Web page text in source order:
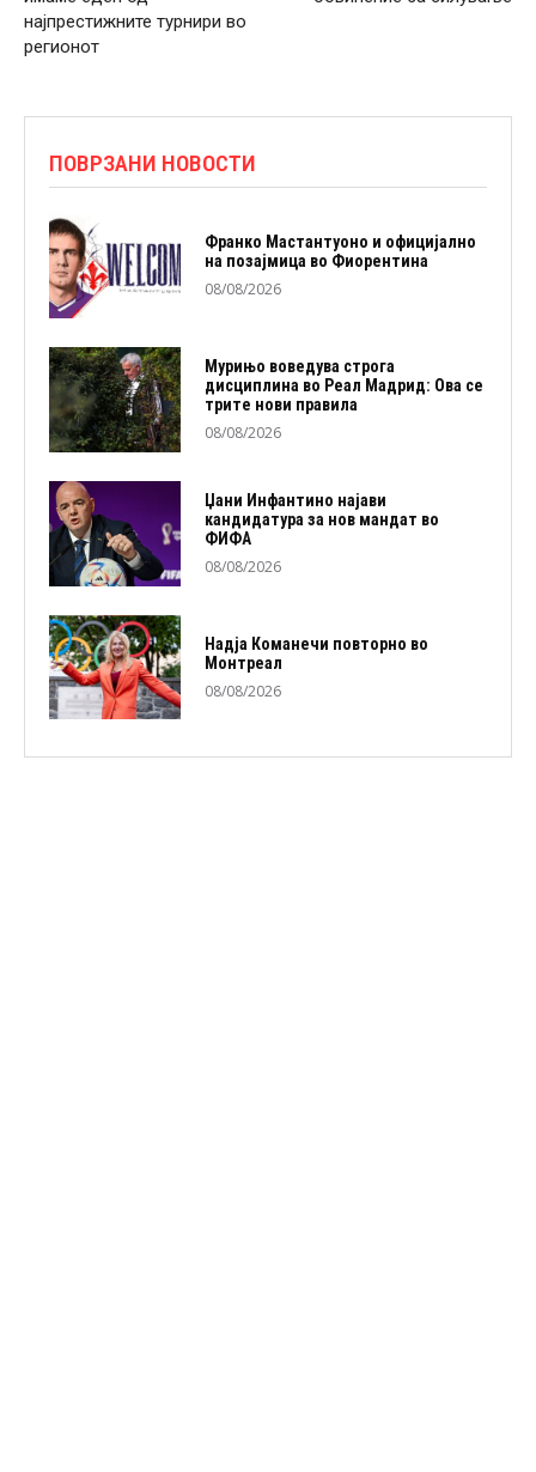
најпрестижните турнири во
регионот
ПОВРЗАНИ НОВОСТИ
Франко Мастантуоно и официјално
на позајмица во Фиорентина
08/08/2026
Мурињо воведува строга
дисциплина во Реал Мадрид: Ова се
трите нови правила
08/08/2026
Џани Инфантино најави
кандидатура за нов мандат во
ФИФА
08/08/2026
Надја Команечи повторно во
Монтреал
08/08/2026